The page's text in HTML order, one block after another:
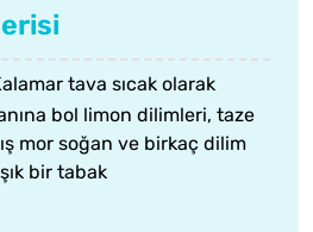
tava sıcak olarak
bol limon dilimleri, taze
mor soğan ve birkaç dilim
bir tabak